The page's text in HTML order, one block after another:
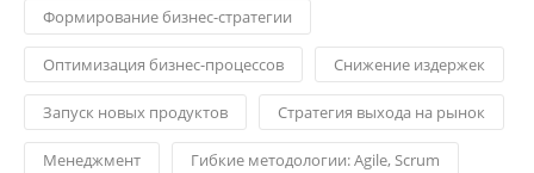
Формирование бизнес-стратегии
Оптимизация бизнес-процессов Снижение издержек
Запуск новых продуктов Стратегия выхода на рынок
Менеджмент Гибкие методологии: Agile, Scrum